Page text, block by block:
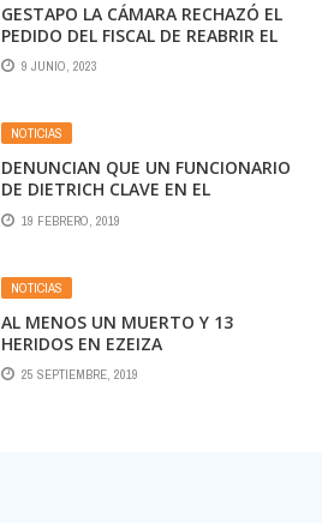
GESTAPO LA CÁMARA RECHAZÓ EL
PEDIDO DEL FISCAL DE REABRIR EL
JUICIO CONTRA «PATA» MEDINA
POR EXTORSIÓN Y OTROS DELITOS
9 JUNIO, 2023
NOTICIAS
DENUNCIAN QUE UN FUNCIONARIO
DE DIETRICH CLAVE EN EL
AEROPUERTO EL PALOMAR TIENE
DOS OFFSHORE EN PANAMÁ
19 FEBRERO, 2019
NOTICIAS
AL MENOS UN MUERTO Y 13
HERIDOS EN EZEIZA
25 SEPTIEMBRE, 2019